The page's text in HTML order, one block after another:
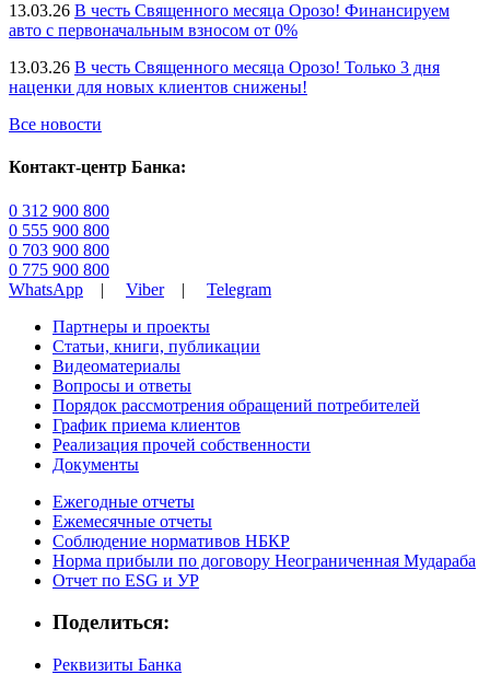
13.03.26 В честь Священного месяца Орозо! Финансируем
авто с первоначальным взносом от 0%
13.03.26 В честь Священного месяца Орозо! Только 3 дня
наценки для новых клиентов снижены!
Все новости
Контакт-центр Банка:
0 312 900 800
0 555 900 800
0 703 900 800
0 775 900 800
WhatsApp | Viber| Telegram
Партнеры и проекты
Статьи, книги, публикации
Видеоматериалы
Вопросы и ответы
Порядок рассмотрения обращений потребителей
График приема клиентов
Реализация прочей собственности
Документы
Ежегодные отчеты
Ежемесячные отчеты
Соблюдение нормативов НБКР
Норма прибыли по договору Неограниченная Мудараба
Отчет по ESG и УР
Поделиться:
Реквизиты Банка